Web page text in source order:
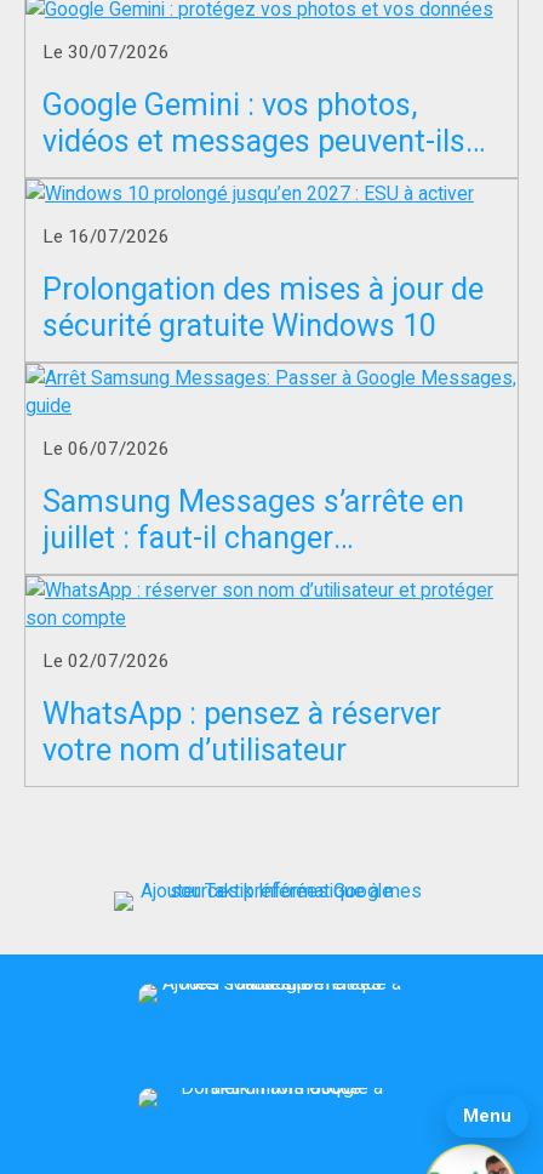
Menu
Le 30/07/2026
Google Gemini : vos photos,
vidéos et messages peuvent-ils
servir à entraîner l’IA ?
Le 16/07/2026
Prolongation des mises à jour de
sécurité gratuite Windows 10
Le 06/07/2026
Samsung Messages s’arrête en
juillet : faut-il changer
d’application SMS ?
Le 02/07/2026
WhatsApp : pensez à réserver
votre nom d’utilisateur